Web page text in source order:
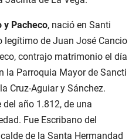
y Pacheco, nació en Santi
legítimo de Juan José Cancio
contrajo matrimonio el día
la Parroquia Mayor de Sancti
Cruz-Aguiar y Sánchez.
año 1.812, de una
Fue Escribano del
de la Santa Hermandad